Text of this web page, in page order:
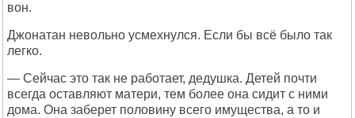
вон.
Джонатан невольно усмехнулся. Если бы всё было так
легко.
— Сейчас это так не работает, дедушка. Детей почти
всегда оставляют матери, тем более она сидит с ними
дома. Она заберет половину всего имущества, а то и